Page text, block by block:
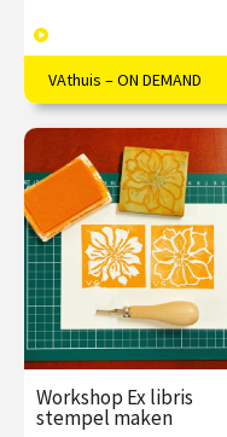
Een verdwijnend element
van ons Nederlandse
€ 17.50
6
afleveringen
Speeltijd 1 uur
VAthuis
VAthuis – ON DEMAND
Workshop Ex libris
stempel maken